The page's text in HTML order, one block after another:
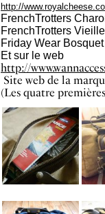
http://
FrenchTrotters
FrenchTrotters
Friday Wear
Et sur le web
http://
Site web de la
(Les quatre